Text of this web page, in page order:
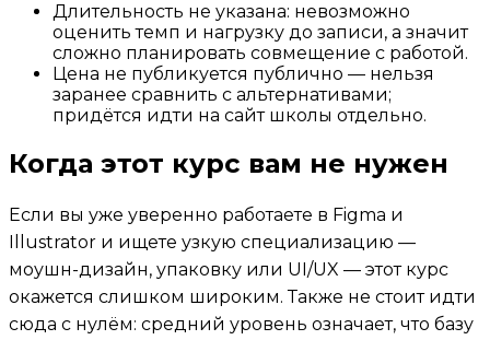
Длительность не указана: невозможно
оценить темп и нагрузку до записи, а значит
сложно планировать совмещение с работой.
Цена не публикуется публично — нельзя
заранее сравнить с альтернативами;
придётся идти на сайт школы отдельно.
Когда этот курс вам не нужен
Если вы уже уверенно работаете в Figma и
Illustrator и ищете узкую специализацию —
моушн-дизайн, упаковку или UI/UX — этот курс
окажется слишком широким. Также не стоит идти
сюда с нулём: средний уровень означает, что базу